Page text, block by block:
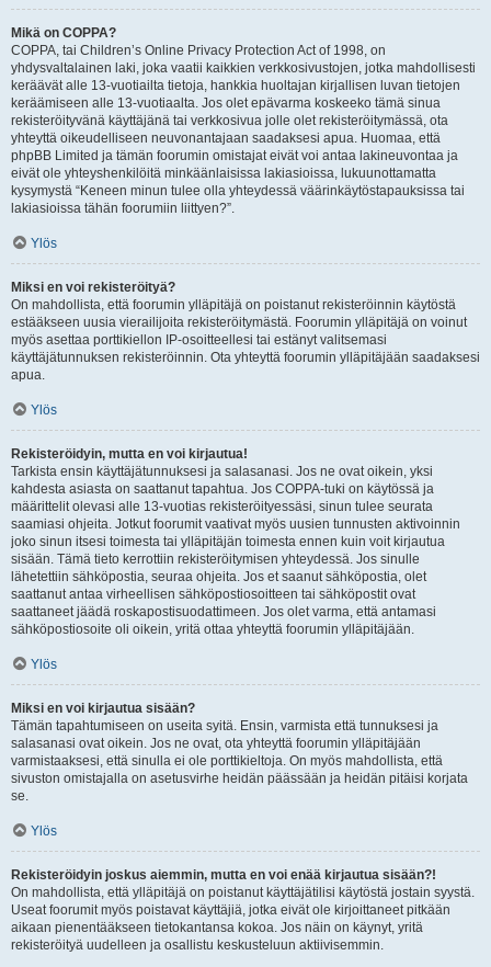
Mikä on COPPA?
COPPA, tai Children’s Online Privacy Protection Act of 1998, on
yhdysvaltalainen laki, joka vaatii kaikkien verkkosivustojen, jotka mahdollisesti
keräävät alle 13-vuotiailta tietoja, hankkia huoltajan kirjallisen luvan tietojen
keräämiseen alle 13-vuotiaalta. Jos olet epävarma koskeeko tämä sinua
rekisteröityvänä käyttäjänä tai verkkosivua jolle olet rekisteröitymässä, ota
yhteyttä oikeudelliseen neuvonantajaan saadaksesi apua. Huomaa, että
phpBB Limited ja tämän foorumin omistajat eivät voi antaa lakineuvontaa ja
eivät ole yhteyshenkilöitä minkäänlaisissa lakiasioissa, lukuunottamatta
kysymystä “Keneen minun tulee olla yhteydessä väärinkäytöstapauksissa tai
lakiasioissa tähän foorumiin liittyen?”.
Ylös
Miksi en voi rekisteröityä?
On mahdollista, että foorumin ylläpitäjä on poistanut rekisteröinnin käytöstä
estääkseen uusia vierailijoita rekisteröitymästä. Foorumin ylläpitäjä on voinut
myös asettaa porttikiellon IP-osoitteellesi tai estänyt valitsemasi
käyttäjätunnuksen rekisteröinnin. Ota yhteyttä foorumin ylläpitäjään saadaksesi
apua.
Ylös
Rekisteröidyin, mutta en voi kirjautua!
Tarkista ensin käyttäjätunnuksesi ja salasanasi. Jos ne ovat oikein, yksi
kahdesta asiasta on saattanut tapahtua. Jos COPPA-tuki on käytössä ja
määrittelit olevasi alle 13-vuotias rekisteröityessäsi, sinun tulee seurata
saamiasi ohjeita. Jotkut foorumit vaativat myös uusien tunnusten aktivoinnin
joko sinun itsesi toimesta tai ylläpitäjän toimesta ennen kuin voit kirjautua
sisään. Tämä tieto kerrottiin rekisteröitymisen yhteydessä. Jos sinulle
lähetettiin sähköpostia, seuraa ohjeita. Jos et saanut sähköpostia, olet
saattanut antaa virheellisen sähköpostiosoitteen tai sähköpostit ovat
saattaneet jäädä roskapostisuodattimeen. Jos olet varma, että antamasi
sähköpostiosoite oli oikein, yritä ottaa yhteyttä foorumin ylläpitäjään.
Ylös
Miksi en voi kirjautua sisään?
Tämän tapahtumiseen on useita syitä. Ensin, varmista että tunnuksesi ja
salasanasi ovat oikein. Jos ne ovat, ota yhteyttä foorumin ylläpitäjään
varmistaaksesi, että sinulla ei ole porttikieltoja. On myös mahdollista, että
sivuston omistajalla on asetusvirhe heidän päässään ja heidän pitäisi korjata
se.
Ylös
Rekisteröidyin joskus aiemmin, mutta en voi enää kirjautua sisään?!
On mahdollista, että ylläpitäjä on poistanut käyttäjätilisi käytöstä jostain syystä.
Useat foorumit myös poistavat käyttäjiä, jotka eivät ole kirjoittaneet pitkään
aikaan pienentääkseen tietokantansa kokoa. Jos näin on käynyt, yritä
rekisteröityä uudelleen ja osallistu keskusteluun aktiivisemmin.